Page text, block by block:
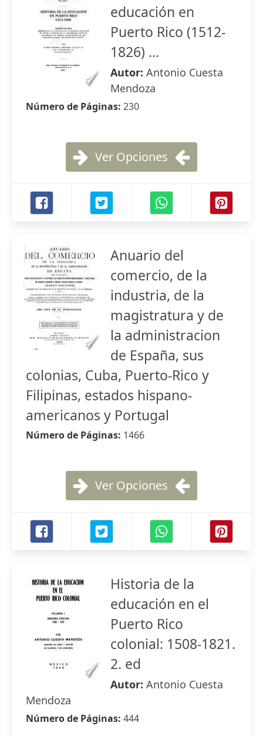
educación en
Puerto Rico (1512-
1826) ...
Autor: Antonio Cuesta
Mendoza
Número de Páginas: 230
Ver Opciones
Anuario del
comercio, de la
industria, de la
magistratura y de
la administracion
de España, sus
colonias, Cuba, Puerto-Rico y
Filipinas, estados hispano-
americanos y Portugal
Número de Páginas: 1466
Ver Opciones
Historia de la
educación en el
Puerto Rico
colonial: 1508-1821.
2. ed
Autor: Antonio Cuesta
Mendoza
Número de Páginas: 444